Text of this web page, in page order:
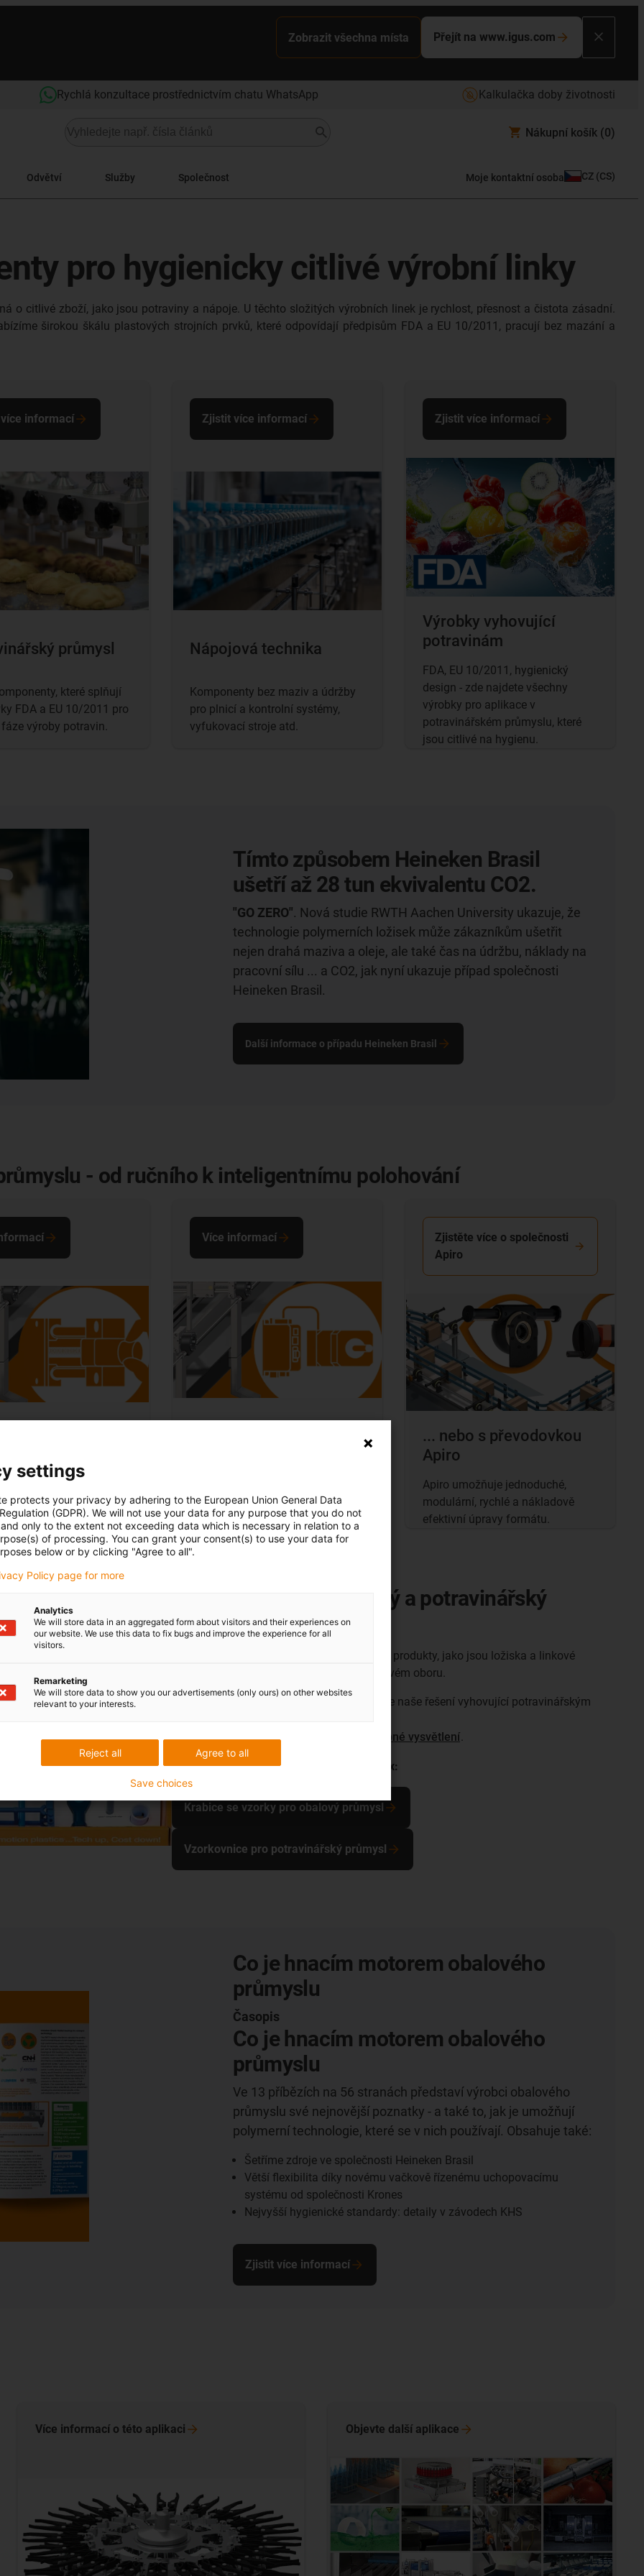
Zobrazit všechna místa Přejít na www.igus.com
Rychlá konzultace prostřednictvím chatu WhatsApp Kalkulačka doby životnosti
Nákupní košík (0)
Odvětví Služby Společnost Moje kontaktní osoba CZ (CS)
pro hygienicky citlivé výrobní linky
o citlivé zboží, jako jsou potraviny a nápoje. U těchto složitých výrobních linek je rychlost, přesnost a čistota zásadní.
širokou škálu plastových strojních prvků, které odpovídají předpisům FDA a EU 10/2011, pracují bez mazání a
průmysl
které splňují
FDA a EU 10/2011 pro
výroby potravin.
informací
Nápojová technika
Komponenty bez maziv a údržby
pro plnicí a kontrolní systémy,
vyfukovací stroje atd.
Zjistit více informací
Výrobky vyhovující
potravinám
FDA, EU 10/2011, hygienický
design - zde najdete všechny
výrobky pro aplikace v
potravinářském průmyslu, které
jsou citlivé na hygienu.
Zjistit více informací
Tímto způsobem Heineken Brasil
ušetří až 28 tun ekvivalentu CO2.
"GO ZERO". Nová studie RWTH Aachen University ukazuje, že
technologie polymerních ložisek může zákazníkům ušetřit
nejen drahá maziva a oleje, ale také čas na údržbu, náklady na
pracovní sílu ... a CO2, jak nyní ukazuje případ společnosti
Heineken Brasil.
Další informace o případu Heineken Brasil
- od ručního k inteligentnímu polohování
poháněné ručním
pro náročné a přesné
synchronizované nastavení
formátu
Více informací
... nebo s převodovkou
Apiro
Apiro umožňuje jednoduché,
modulární, rychlé a nákladově
efektivní úpravy formátu.
Zjistěte více o společnosti
Apiro
Vzorkovnice pro obalový a potravinářský
průmysl
Se vzorkovnicí pro obalový průmysl získáte produkty, jako jsou ložiska a linkové
technologie, které si můžete vyzkoušet ve svém oboru.
Krabice pro potravinářský průmysl obsahuje naše řešení vyhovující potravinářským
produkty ve vzorkovacích boxech a podrobné vysvětlení
Zde obdržíte svůj bezplatný vzorkovací box:
Krabice se vzorky pro obalový průmysl
Vzorkovnice pro potravinářský průmysl
Co je hnacím motorem obalového
průmyslu
Časopis
Co je hnacím motorem obalového
průmyslu
Ve 13 příbězích na 56 stranách představí výrobci obalového
průmyslu své nejnovější poznatky - a také to, jak je umožňují
polymerní technologie, které se v nich používají. Obsahuje také:
Šetříme zdroje ve společnosti Heineken Brasil
Větší flexibilita díky novému vačkově řízenému uchopovacímu
systému od společnosti Krones
Nejvyšší hygienické standardy: detaily v závodech KHS
Zjistit více informací
Více informací o této aplikaci Objevte další aplikace
settings
protects your privacy by adhering to the European Union General Data
(GDPR). We will not use your data for any purpose that you do not
only to the extent not exceeding data which is necessary in relation to a
of processing. You can grant your consent(s) to use your data for
below or by clicking "Agree to all".
Policy page for more
Analytics
We will store data in an aggregated form about visitors and their experiences on
our website. We use this data to fix bugs and improve the experience for all
visitors.
Remarketing
We will store data to show you our advertisements (only ours) on other websites
relevant to your interests.
Agree to all
Reject all
Save choices